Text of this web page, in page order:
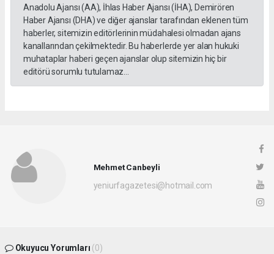
Anadolu Ajansı (AA), İhlas Haber Ajansı (İHA), Demirören
Haber Ajansı (DHA) ve diğer ajanslar tarafından eklenen tüm
haberler, sitemizin editörlerinin müdahalesi olmadan ajans
kanallarından çekilmektedir. Bu haberlerde yer alan hukuki
muhataplar haberi geçen ajanslar olup sitemizin hiç bir
editörü sorumlu tutulamaz...
Mehmet Canbeyli
yeniurfagazetesi@hotmail.com
Okuyucu Yorumları (0)